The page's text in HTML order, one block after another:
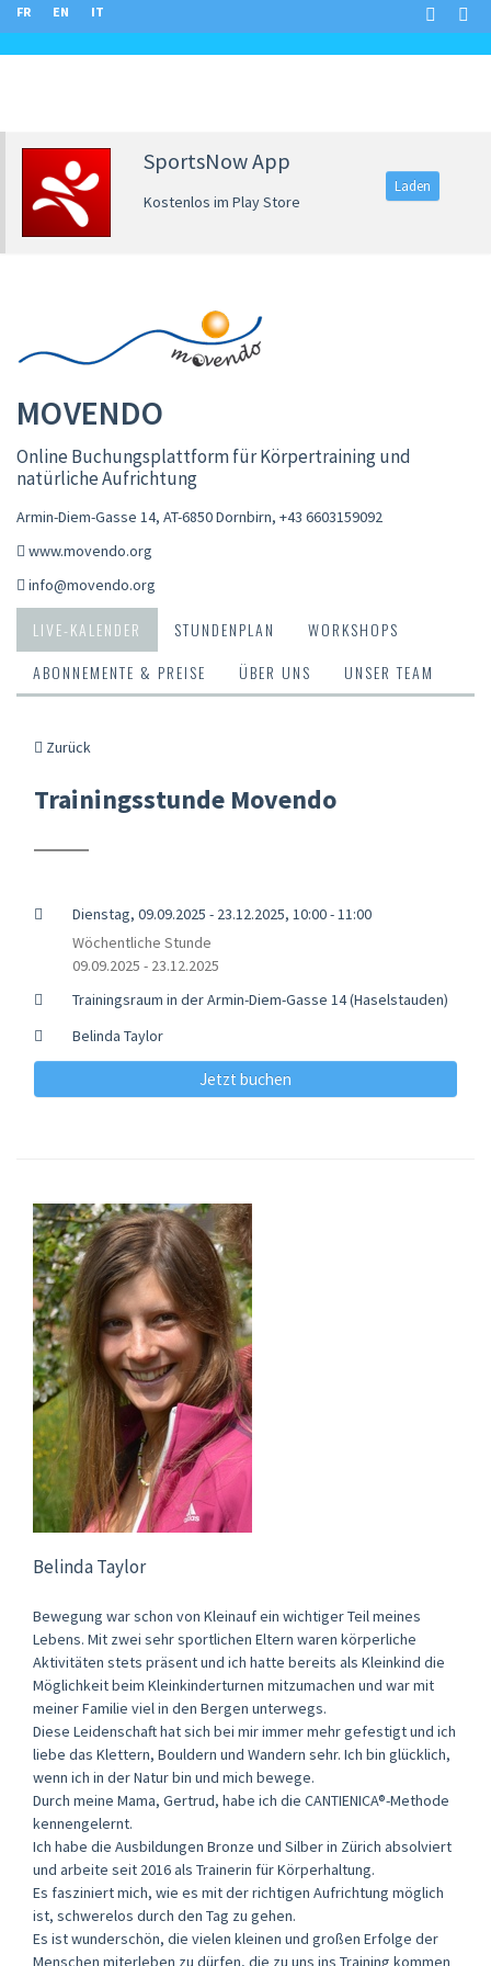
FR EN IT
SportsNow App
Kostenlos im Play Store
Laden
MOVENDO
Online Buchungsplattform für Körpertraining und
natürliche Aufrichtung
Armin-Diem-Gasse 14, AT-6850 Dornbirn, +43 6603159092
www.movendo.org
info@movendo.org
LIVE-KALENDER STUNDENPLAN
WORKSHOPS
ABONNEMENTE & PREISE
ÜBER UNS UNSER TEAM
Zurück
Trainingsstunde Movendo
Dienstag, 09.09.2025 - 23.12.2025, 10:00 - 11:00
Wöchentliche Stunde
09.09.2025 - 23.12.2025
Trainingsraum in der Armin-Diem-Gasse 14 (Haselstauden)
Belinda Taylor
Jetzt buchen
Belinda Taylor
Bewegung war schon von Kleinauf ein wichtiger Teil meines
Lebens. Mit zwei sehr sportlichen Eltern waren körperliche
Aktivitäten stets präsent und ich hatte bereits als Kleinkind die
Möglichkeit beim Kleinkinderturnen mitzumachen und war mit
meiner Familie viel in den Bergen unterwegs.
Diese Leidenschaft hat sich bei mir immer mehr gefestigt und ich
liebe das Klettern, Bouldern und Wandern sehr. Ich bin glücklich,
wenn ich in der Natur bin und mich bewege.
Durch meine Mama, Gertrud, habe ich die CANTIENICA®-Methode
kennengelernt.
Ich habe die Ausbildungen Bronze und Silber in Zürich absolviert
und arbeite seit 2016 als Trainerin für Körperhaltung.
Es fasziniert mich, wie es mit der richtigen Aufrichtung möglich
ist, schwerelos durch den Tag zu gehen.
Es ist wunderschön, die vielen kleinen und großen Erfolge der
Menschen miterleben zu dürfen, die zu uns ins Training kommen